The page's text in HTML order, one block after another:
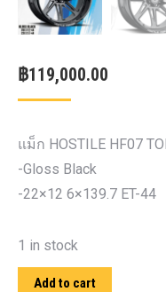
฿119,000.00
แม็ก HOSTILE HF07
-Gloss Black
-22×12 6×139.7 ET-44
1 in stock
Add to cart